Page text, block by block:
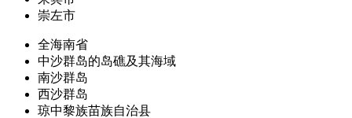
崇左市
全海南省
中沙群岛的岛礁及其海域
南沙群岛
西沙群岛
琼中黎族苗族自治县